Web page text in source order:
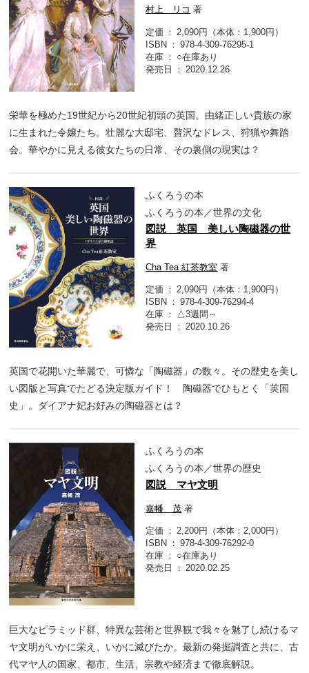
村上 リコ 著
定価
2,090円（本体：1,900円）
ISBN
978-4-309-76295-1
在庫
○在庫あり
発売日
2020.12.26
栄華を極めた19世紀から20世紀初頭の英国。由緒正しい貴族の家
に生まれた令嬢たち。壮麗な大邸宅、贅沢なドレス、狩猟や舞踏
会。華やかに見える彼女たちの日常、その裏側の現実は？
ふくろうの本
ふくろうの本／世界の文化
図説 英国 美しい陶磁器の世
界
Cha Tea 紅茶教室 著
定価
2,090円（本体：1,900円）
ISBN
978-4-309-76294-4
在庫
△3週間～
発売日
2020.10.26
英国で花開いた華麗で、可憐な「陶磁器」の数々。その歴史を美し
い図版と写真でたどる決定版ガイド！ 陶磁器でひもとく「英国
史」。ダイアナ妃お好みの陶磁器とは？
ふくろうの本
ふくろうの本／世界の歴史
図説 マヤ文明
嘉幡 茂 著
定価
2,200円（本体：2,000円）
ISBN
978-4-309-76292-0
在庫
○在庫あり
発売日
2020.02.25
巨大なピラミッド群、特異な芸術と世界観で我々を魅了し続けるマ
ヤ文明がいかに栄え、いかに滅びたか。最新の発掘調査と共に、古
代マヤ人の国家、都市、生活、宗教や経済まで徹底解説。